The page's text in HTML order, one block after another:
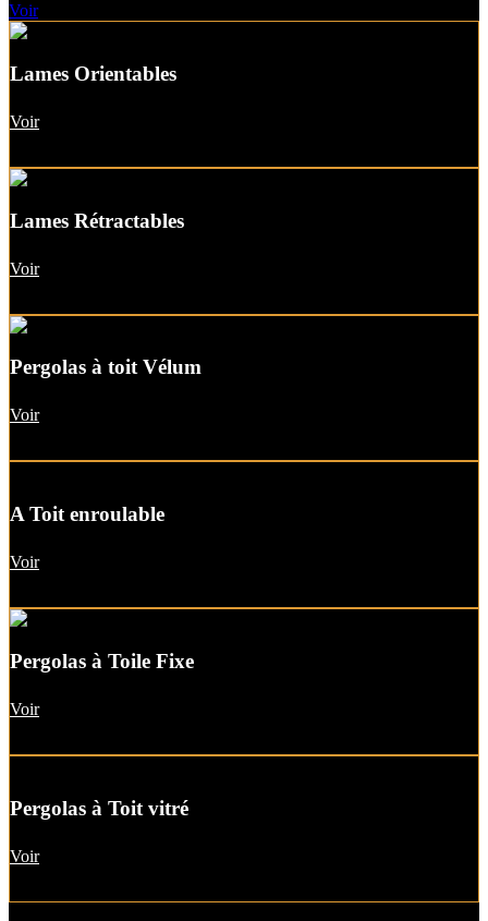
Voir
Lames Orientables
Voir
Lames Rétractables
Voir
Pergolas à toit Vélum
Voir
A Toit enroulable
Voir
Pergolas à Toile Fixe
Voir
Pergolas à Toit vitré
Voir